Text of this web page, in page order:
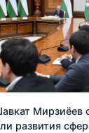
Мирзиёев
развития